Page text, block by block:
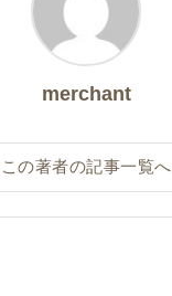
merchant
この著者の記事一覧へ